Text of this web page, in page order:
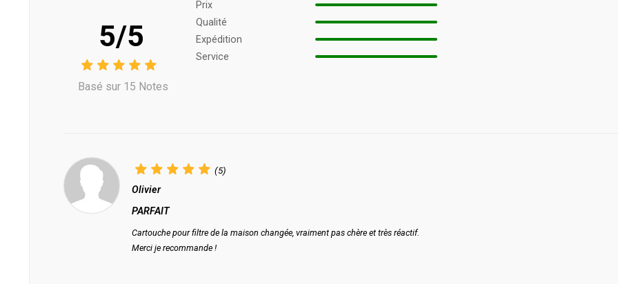
5/5
Basé sur 15 Notes
Prix ​​
Qualité
Expédition
Service
(5)
Olivier
PARFAIT
Cartouche pour filtre de la maison changée, vraiment pas chère et très réactif.
Merci je recommande !